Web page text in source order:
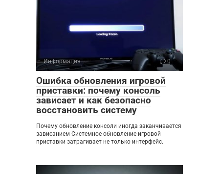
Информация 0
Ошибка обновления игровой
приставки: почему консоль
зависает и как безопасно
восстановить систему
Почему обновление консоли иногда заканчивается
зависанием Системное обновление игровой
приставки затрагивает не только интерфейс.